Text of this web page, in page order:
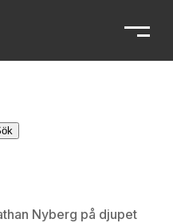
Nyberg på djupet